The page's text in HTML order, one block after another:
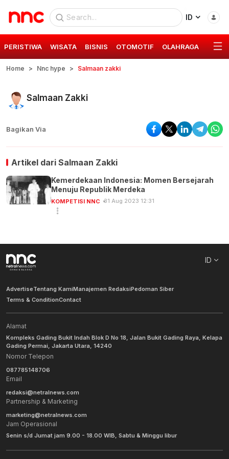
ID
PERISTIWA WISATA BISNIS OTOMOTIF OLAHRAGA GAYA
Home Nnc hype Salmaan zakki
Salmaan Zakki
Bagikan Via
Artikel dari Salmaan Zakki
Kemerdekaan Indonesia: Momen Bersejarah
Menuju Republik Merdeka
KOMPETISI NNC 31 Aug 2023 12:31
ID
AdvertiseTentang KamiManajemen RedaksiPedoman Siber
Terms & ConditionContact
Alamat
Kompleks Gading Bukit Indah Blok D No 18, Jalan Bukit Gading Raya, Kelapa
Gading Permai, Jakarta Utara, 14240
Nomor Telepon
087785148706
Email
redaksi@netralnews.com
Partnership & Marketing
marketing@netralnews.com
Jam Operasional
Senin s/d Jumat jam 9.00 - 18.00 WIB, Sabtu & Minggu libur